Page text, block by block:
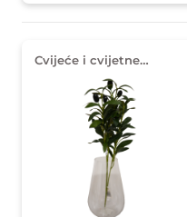
Cvijeće i cvijetne